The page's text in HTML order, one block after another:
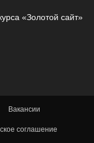
«Золотой сайт»
Вакансии
соглашение